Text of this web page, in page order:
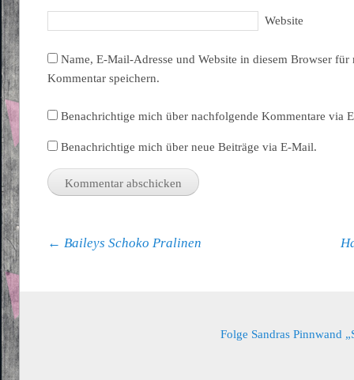
Website
Name, E-Mail-Adresse und Website in diesem Browser für
Kommentar speichern.
Benachrichtige mich über nachfolgende Kommentare via
Benachrichtige mich über neue Beiträge via E-Mail.
Beitragsnavigation
← Baileys Schoko Pralinen
Folge Sandras Pinnwand